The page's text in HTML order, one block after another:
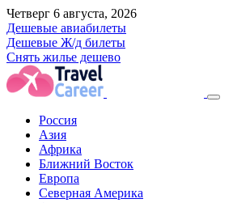
Четверг 6 августа, 2026
Дешевые авиабилеты
Дешевые Ж/д билеты
Снять жилье дешево
Россия
Азия
Африка
Ближний Восток
Европа
Северная Америка